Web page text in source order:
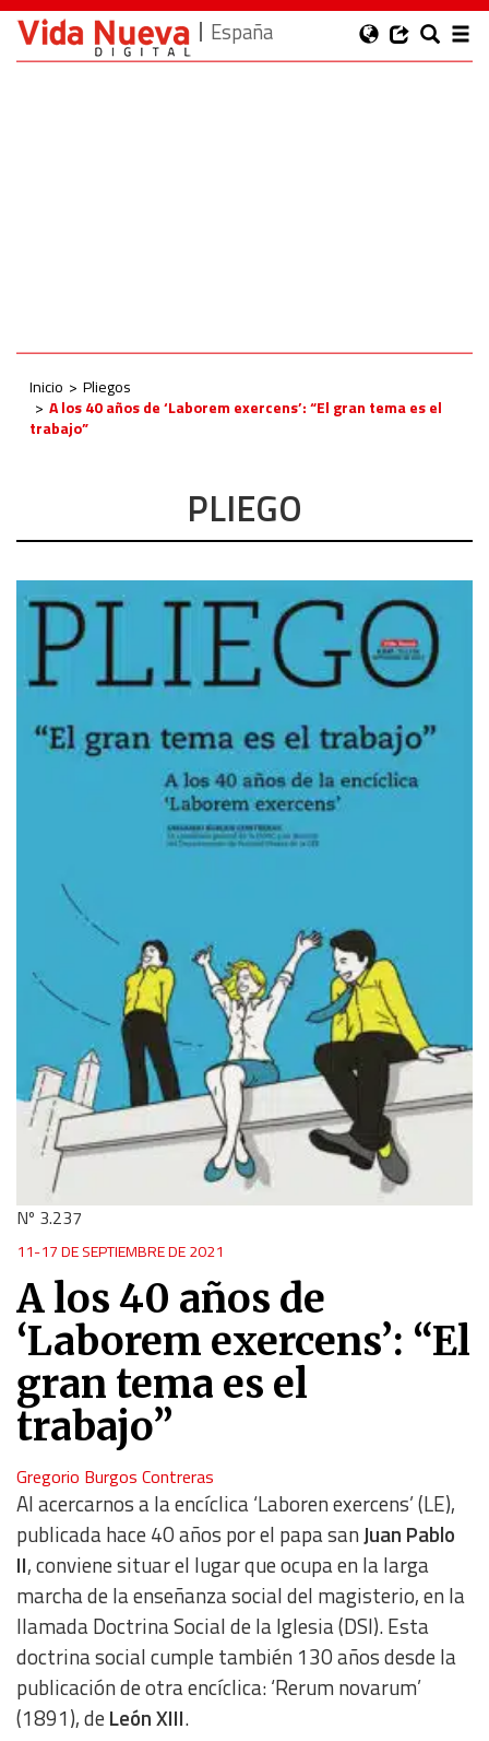
España
Inicio
Pliegos
A los 40 años de ‘Laborem exercens’: “El gran tema es el
trabajo”
PLIEGO
Nº 3.237
11-17 DE SEPTIEMBRE DE 2021
A los 40 años de
‘Laborem exercens’: “El
gran tema es el
trabajo”
Gregorio Burgos Contreras
Al acercarnos a la encíclica ‘Laboren exercens’ (LE),
publicada hace 40 años por el papa sanJuan Pablo
II, conviene situar el lugar que ocupa en la larga
marcha de la enseñanza social del magisterio, en la
llamada Doctrina Social de la Iglesia (DSI). Esta
doctrina social cumple también 130 años desde la
publicación de otra encíclica: ‘Rerum novarum’
(1891), deLeón XIII.